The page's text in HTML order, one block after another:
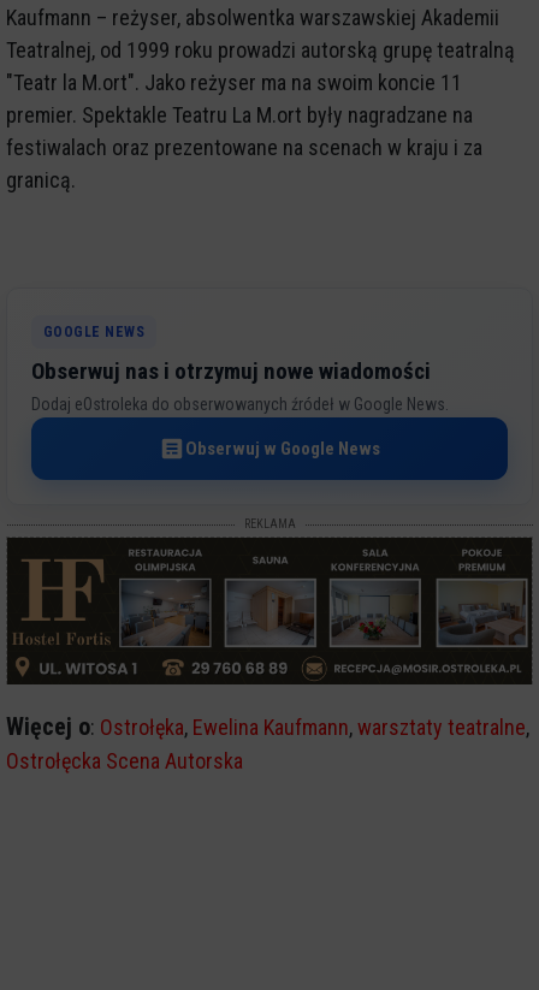
Kaufmann – reżyser, absolwentka warszawskiej Akademii
Teatralnej, od 1999 roku prowadzi autorską grupę teatralną
"Teatr la M.ort". Jako reżyser ma na swoim koncie 11
premier. Spektakle Teatru La M.ort były nagradzane na
festiwalach oraz prezentowane na scenach w kraju i za
granicą.
GOOGLE NEWS
Obserwuj nas i otrzymuj nowe wiadomości
Dodaj eOstroleka do obserwowanych źródeł w Google News.
Obserwuj w Google News
REKLAMA
Więcej o: Ostrołęka, Ewelina Kaufmann,warsztaty teatralne,
Ostrołęcka Scena Autorska